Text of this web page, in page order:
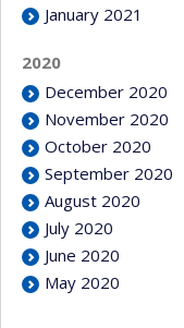
January 2021
2020
December 2020
November 2020
October 2020
September 2020
August 2020
July 2020
June 2020
May 2020